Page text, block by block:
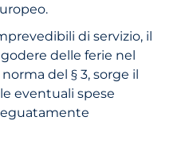
di servizio, il
delle ferie nel
del § 3, sorge il
eventuali spese